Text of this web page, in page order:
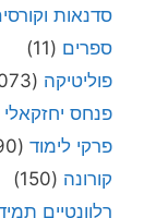
סדנאות
ספרים (11)
פוליטיקה (1,073)
פנחס יחזקאלי
פרקי לימוד (90)
קורונה (150)
רלוונטיים